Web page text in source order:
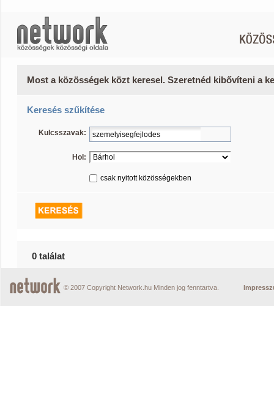
Most a közösségek közt keresel. Szeretnéd kibővíteni a
Keresés szűkítése
Kulcsszavak:
Hol:
csak nyitott közösségekben
0 találat
© 2007 Copyright Network.hu Minden jog fenntartva.